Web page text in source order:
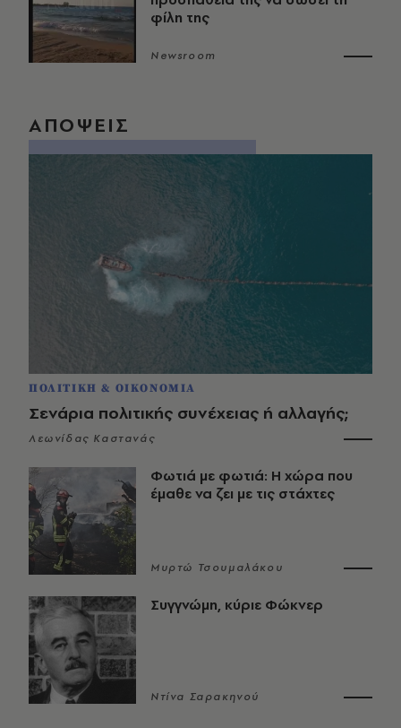
φίλη της
Newsroom
ΑΠΟΨΕΙΣ
ΠΟΛΙΤΙΚΗ & ΟΙΚΟΝΟΜΙΑ
Σενάρια πολιτικής συνέχειας ή αλλαγής;
Λεωνίδας Καστανάς
Φωτιά με φωτιά: Η χώρα που
έμαθε να ζει με τις στάχτες
Μυρτώ Τσουμαλάκου
Συγγνώμη, κύριε Φώκνερ
Ντίνα Σαρακηνού